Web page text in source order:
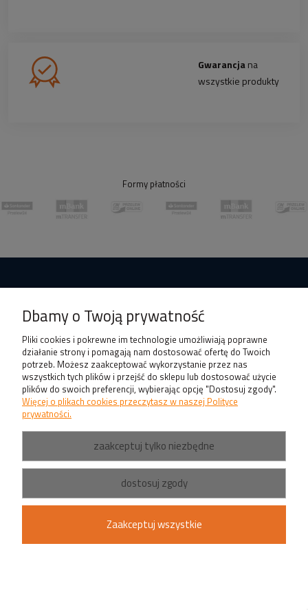
Gwarancjana
wszystkie produkty
Formy płatności
Zadwoń do nas!
+48 519 337 057
shop@wroled.pl
Sklep stacjonarny
ul. Grota-Roweckiego 168/1,
50-001 Wrocław
Dbamy o Twoją prywatność
Pliki cookies i pokrewne im technologie umożliwiają poprawne
działanie strony i pomagają nam dostosować ofertę do Twoich
potrzeb. Możesz zaakceptować wykorzystanie przez nas
wszystkich tych plików i przejść do sklepu lub dostosować użycie
plików do swoich preferencji, wybierając opcję "Dostosuj zgody".
Więcej o plikach cookies przeczytasz w naszej Polityce
prywatności.
zaakceptuj tylko niezbędne
dostosuj zgody
Zaakceptuj wszystkie